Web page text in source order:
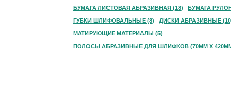
БУМАГА ЛИСТОВАЯ АБРАЗИВНАЯ (18) БУМАГА
ГУБКИ ШЛИФОВАЛЬНЫЕ (8) ДИСКИ АБРАЗИВНЫЕ
МАТИРУЮЩИЕ МАТЕРИАЛЫ (5)
ПОЛОСЫ АБРАЗИВНЫЕ ДЛЯ ШЛИФКОВ (70ММ Х